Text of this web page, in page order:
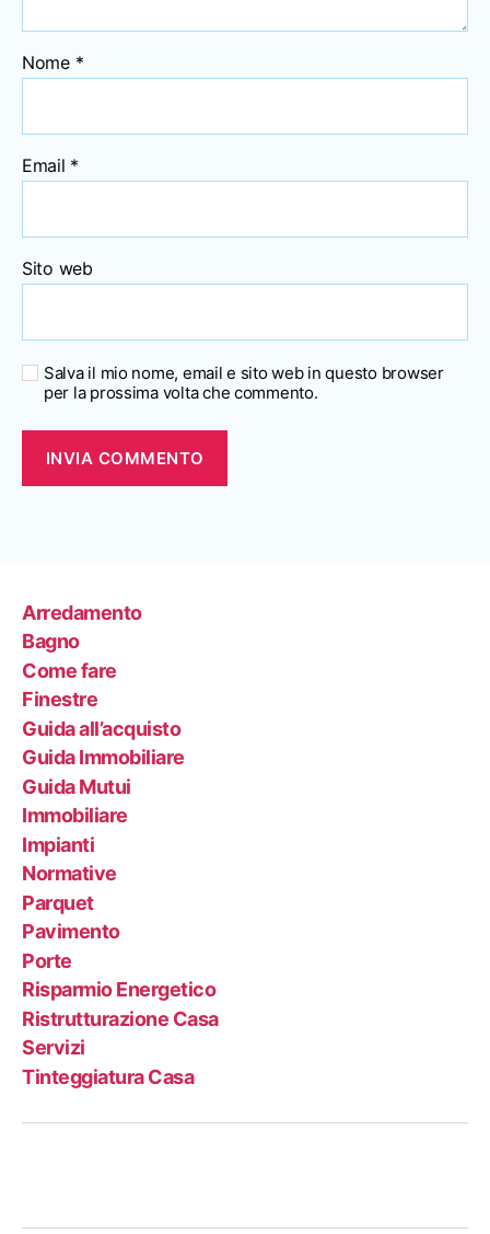
Nome *
Email *
Sito web
Salva il mio nome, email e sito web in questo browser
per la prossima volta che commento.
Arredamento
Bagno
Come fare
Finestre
Guida all’acquisto
Guida Immobiliare
Guida Mutui
Immobiliare
Impianti
Normative
Parquet
Pavimento
Porte
Risparmio Energetico
Ristrutturazione Casa
Servizi
Tinteggiatura Casa